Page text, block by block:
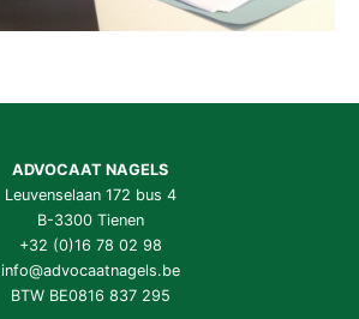
ADVOCAAT NAGELS
Leuvenselaan 172 bus 4
B-3300 Tienen
+32 (0)16 78 02 98
info@advocaatnagels.be
BTW BE0816 837 295